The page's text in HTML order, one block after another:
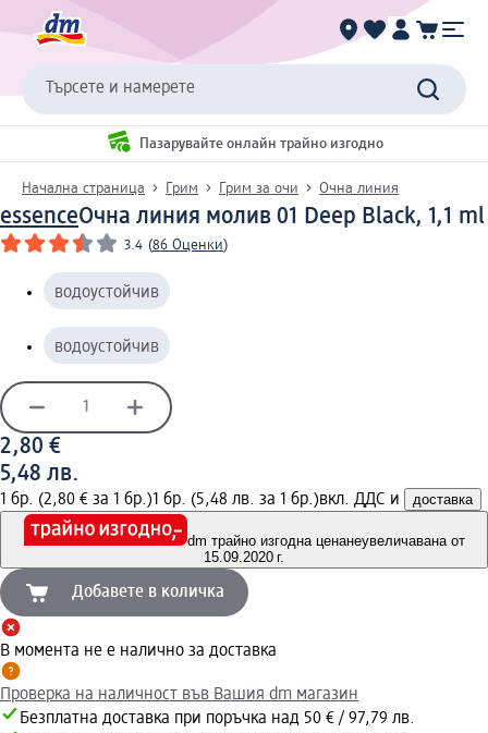
Търсете и намерете
Пазарувайте онлайн трайно изгодно
Начална страница Грим Грим за очи Очна линия
essenceОчна линия молив 01 Deep Black, 1,1 ml
3.4 (86 Оценки)
водоустойчив
водоустойчив
2,80 €
5,48 лв.
1 бр. (2,80 € за 1 бр.)1 бр. (5,48 лв. за 1 бр.)вкл. ДДС и доставка
dm трайно изгодна ценанеувеличавана от
15.09.2020 г.
Добавете в количка
В момента не е налично за доставка
Проверка на наличност във Вашия dm магазин
Безплатна доставка при поръчка над 50 € / 97,79 лв.